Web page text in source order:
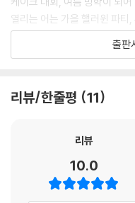
열리는 어는 가을 핼러윈 파티
이브까지 페파의 사계절 이야
매일매일 즐겁고 행복한 페파
EBS 인기 애니메이션 페파피
페파피그의 행복하고 즐거운
봄맞이 케이크 대회, 여름 방
출판
리뷰/한줄평 11
리뷰
10.0